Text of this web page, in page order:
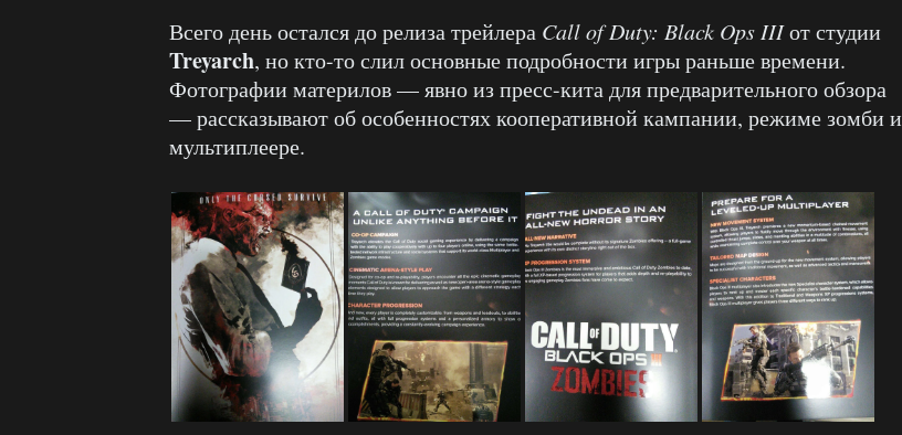
Всего день остался до релиза трейлера Call of Duty: Black Ops IIIот студии
Treyarch, но кто-то слил основные подробности игры раньше времени.
Фотографии материлов — явно из пресс-кита для предварительного обзора
— рассказывают об особенностях кооперативной кампании, режиме зомби и
мультиплеере.